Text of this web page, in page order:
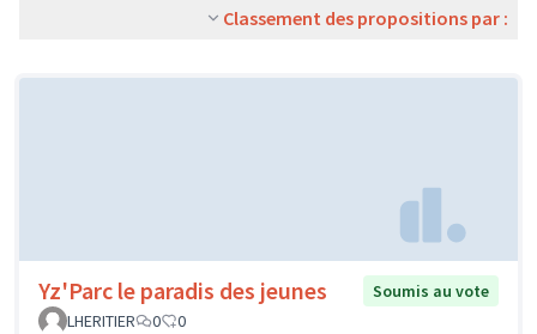
Classement des propositions par :
Yz'Parc le paradis des jeunes
Soumis au vote
LHERITIER
0 0